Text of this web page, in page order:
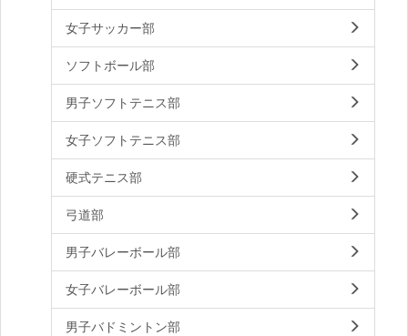
女子サッカー部
ソフトボール部
男子ソフトテニス部
女子ソフトテニス部
硬式テニス部
弓道部
男子バレーボール部
女子バレーボール部
男子バドミントン部